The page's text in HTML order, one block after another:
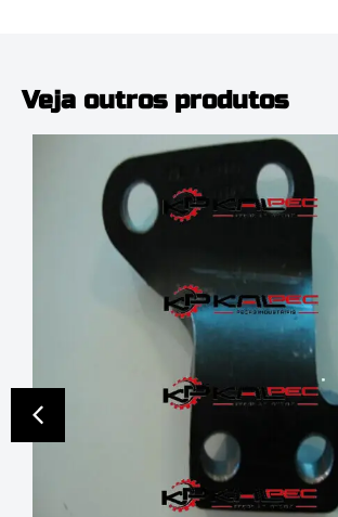
Veja outros produtos